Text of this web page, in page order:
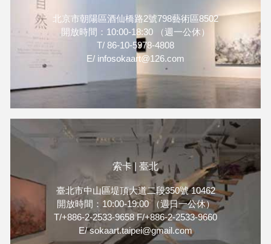
市政府文化局攜手合作，參與
《臺南新藝獎》，在展位編號
628 特別呈現 2025 臺南新藝
獎優秀得主 —— 李盈蓁的精
彩作品。誠摯邀請各位前來參
觀，共同感受當代藝術的無限
北京市朝陽區酒仙橋路2號798藝術區8502
開放時間：10:00-18:30 （週一公休）
T/ 86-10-5978-4808
E/ infosokaart@126.com
索卡 | 臺北
臺北市中山區堤頂大道二段350號 10462
開放時間：10:00-19:00 （週日一公休）
T/+886-2-2533-9658 F/+886-2-2533-9660
E/ sokaart.taipei@gmail.com